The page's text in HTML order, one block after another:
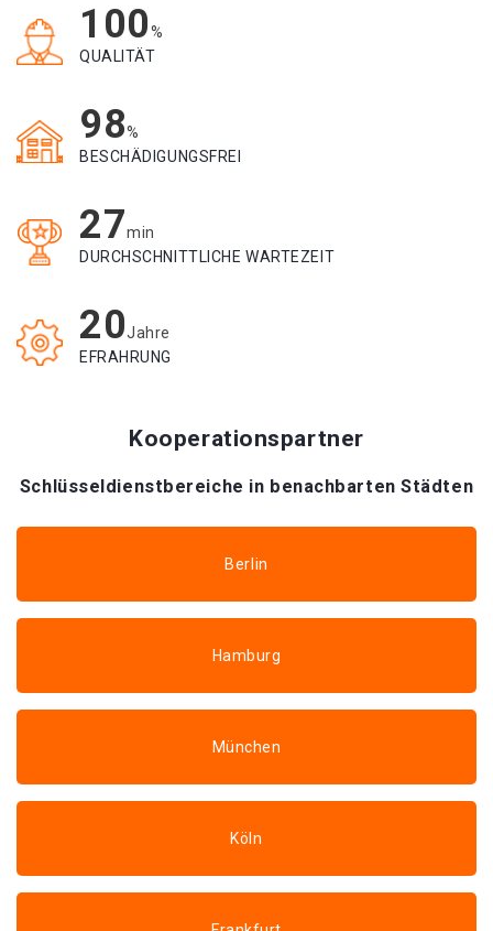
100%
QUALITÄT
98%
BESCHÄDIGUNGSFREI
27min
DURCHSCHNITTLICHE WARTEZEIT
20Jahre
EFRAHRUNG
Kooperationspartner
Schlüsseldienstbereiche in benachbarten Städten
Berlin
Hamburg
München
Köln